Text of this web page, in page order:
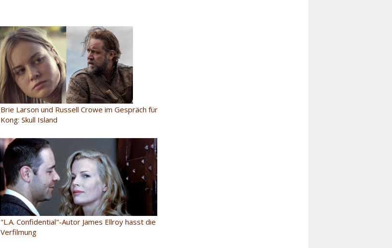
Brie Larson und Russell Crowe im Gespräch für
Kong: Skull Island
"L.A. Confidential"-Autor James Ellroy hasst die
Verfilmung